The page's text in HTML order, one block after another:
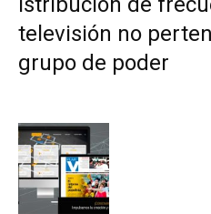
televisión no
grupo de poder